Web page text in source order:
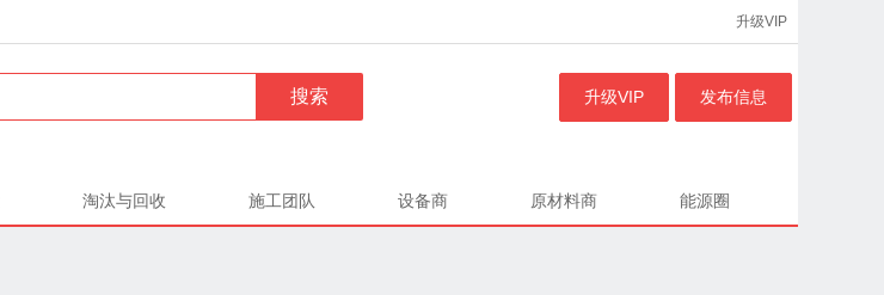
升级VIP
升级VIP 发布信息
淘汰与回收 施工团队 设备商 原材料商 能源圈